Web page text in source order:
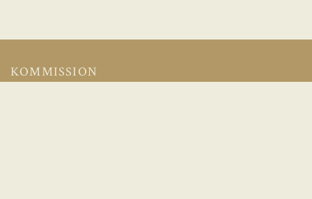
KOMMISSION